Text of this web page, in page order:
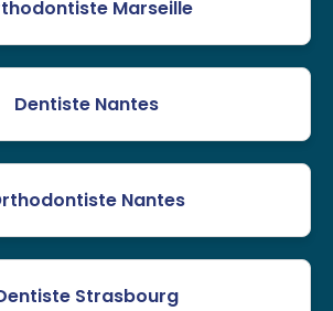
Marseille
Dentiste Nantes
Nantes
Strasbourg